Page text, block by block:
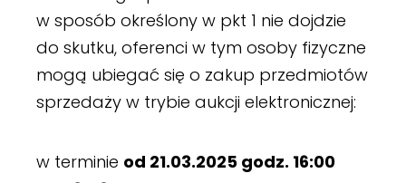
w sposób określony w pkt 1 nie dojdzie
do skutku, oferenci w tym osoby fizyczne
mogą ubiegać się o zakup przedmiotów
sprzedaży w trybie aukcji elektronicznej:
w terminie od 21.03.2025 godz. 16:00